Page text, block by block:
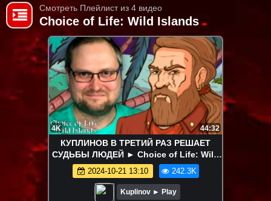
Смотреть Плейлист из 4 видео
Choice of Life: Wild Islands
4K 44:32
КУПЛИНОВ В ТРЕТИЙ РАЗ РЕШАЕТ
СУДЬБЫ ЛЮДЕЙ ► Choice of Life: Wild
Islands #1
2024-10-21 13:10 242.3K
Kuplinov ► Play